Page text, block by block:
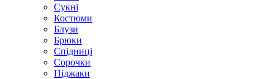
Сукні
Костюми
Блузи
Брюки
Спідниці
Сорочки
Піджаки